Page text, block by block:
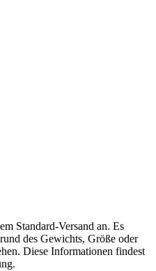
Standard-Versand an. Es
des Gewichts, Größe oder
Diese Informationen findest